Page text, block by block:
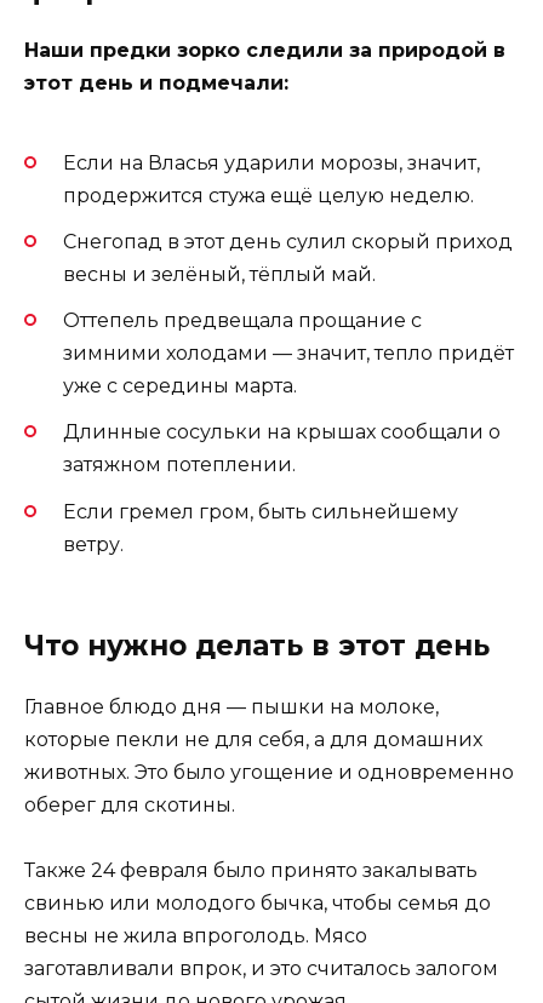
Наши предки зорко следили за природой в
этот день и подмечали:
Если на Власья ударили морозы, значит,
продержится стужа ещё целую неделю.
Снегопад в этот день сулил скорый приход
весны и зелёный, тёплый май.
Оттепель предвещала прощание с
зимними холодами — значит, тепло придёт
уже с середины марта.
Длинные сосульки на крышах сообщали о
затяжном потеплении.
Если гремел гром, быть сильнейшему
ветру.
Что нужно делать в этот день
Главное блюдо дня — пышки на молоке,
которые пекли не для себя, а для домашних
животных. Это было угощение и одновременно
оберег для скотины.
Также 24 февраля было принято закалывать
свинью или молодого бычка, чтобы семья до
весны не жила впроголодь. Мясо
заготавливали впрок, и это считалось залогом